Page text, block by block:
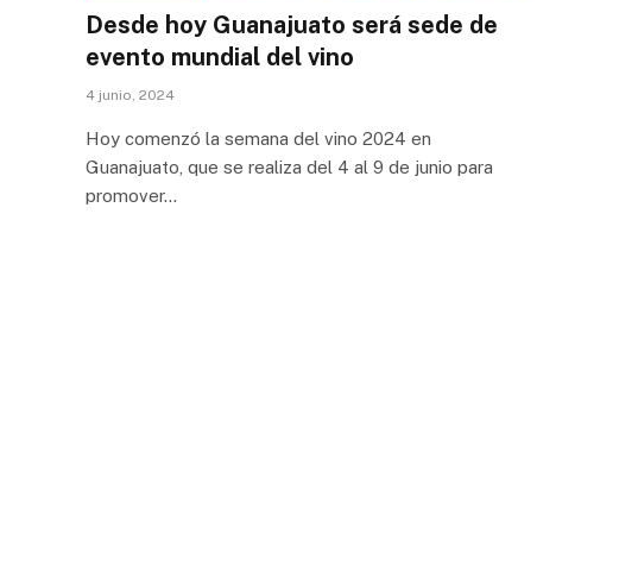
Desde hoy Guanajuato será sede de
evento mundial del vino
4 junio, 2024
Hoy comenzó la semana del vino 2024 en
Guanajuato, que se realiza del 4 al 9 de junio para
promover…